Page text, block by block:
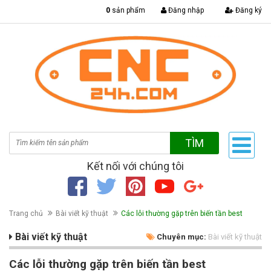
0 sản phẩm Đăng nhập Đăng ký
TÌM
Kết nối với chúng tôi
Trang chủ Bài viết kỹ thuật Các lỗi thường gặp trên biến tần best
Bài viết kỹ thuật Chuyên mục: Bài viết kỹ thuật
Các lỗi thường gặp trên biến tần best